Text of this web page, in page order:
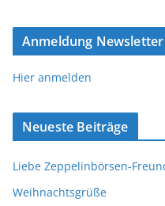
Anmeldung
Hier anmelden
Neueste Beiträge
Liebe Zeppelinbörsen-
Weihnachtsgrüße